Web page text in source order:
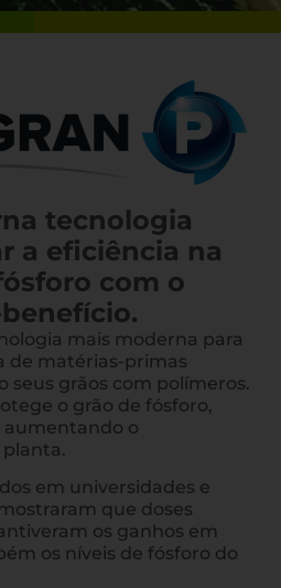
tecnologia
a eficiência na
com o
mais moderna para
de matérias-primas
seus grãos com polímeros.
o grão de fósforo,
aumentando o
em universidades e
que doses
os ganhos em
os níveis de fósforo do